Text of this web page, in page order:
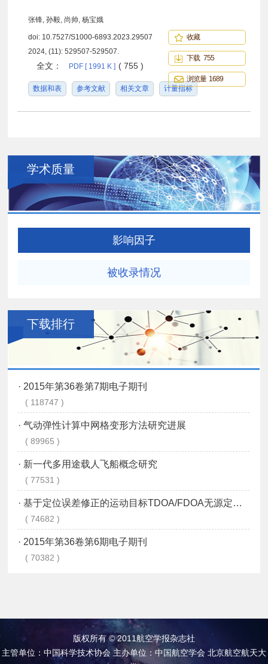
张锋, 孙毅, 尚帅, 杨宝娥
doi: 10.7527/S1000-6893.2023.29507
2024, (11): 529507-529507.
全文： PDF [ 1991 K ] ( 755 )
数据和表 参考文献 相关文章 计量指标
收藏
下载 755
浏览量 1689
学术质量
影响因子
被收录情况
下载排行
版权所有 © 2011航空学报杂志社
主管单位：中国科学技术协会 主办单位：中国航空学会 北京航空航天大